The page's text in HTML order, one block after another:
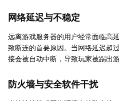
网络延迟与不稳定
远离游戏服务器的用户经常面临高
致断连的首要原因。当网络延迟超
接会被自动中断，导致玩家被踢出游
防火墙与安全软件干扰